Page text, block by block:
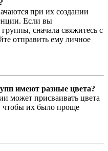
при их создании
Если вы
сначала свяжитесь с
отправить ему личное
имеют разные цвета?
может присваивать цвета
чтобы их было проще